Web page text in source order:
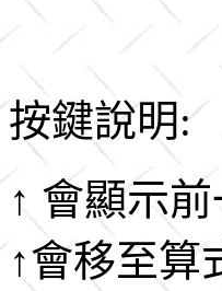
按鍵說明:
↑ 會顯示
↑會移至算